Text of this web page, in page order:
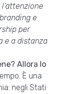
e
per
e a distanza
Allora lo
È una
negli Stati